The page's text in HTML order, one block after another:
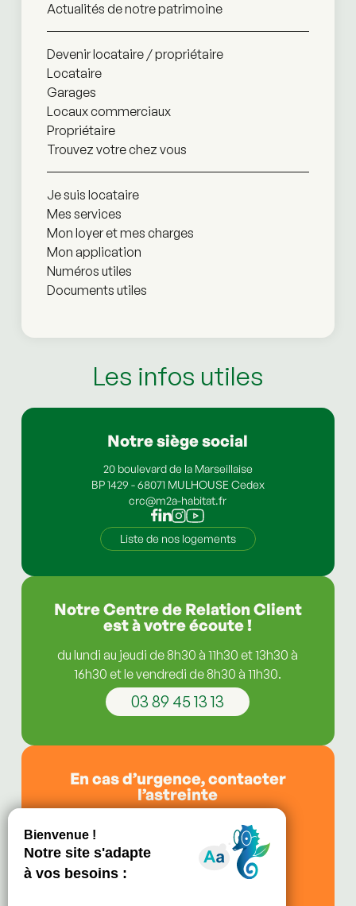
Actualités de notre patrimoine
Devenir locataire / propriétaire
Locataire
Garages
Locaux commerciaux
Propriétaire
Trouvez votre chez vous
Je suis locataire
Mes services
Mon loyer et mes charges
Mon application
Numéros utiles
Documents utiles
Les infos utiles
Notre siège social
20 boulevard de la Marseillaise
BP 1429 - 68071 MULHOUSE Cedex
crc@m2a-habitat.fr
Liste de nos logements
Notre Centre de Relation Client
est à votre écoute !
du lundi au jeudi de 8h30 à 11h30 et 13h30 à
16h30 et le vendredi de 8h30 à 11h30.
03 89 45 13 13
En cas d’urgence, contacter
l’astreinte
le vendredi après 11h30,
les week-ends et jours fériés.